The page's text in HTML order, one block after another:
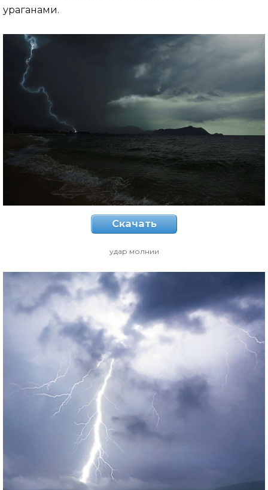
ураганами.
Скачать
удар молнии